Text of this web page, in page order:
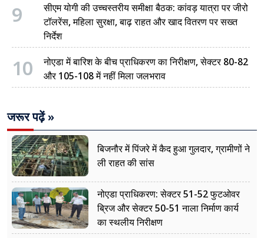
9
सीएम योगी की उच्चस्तरीय समीक्षा बैठक: कांवड़ यात्रा पर जीरो
टॉलरेंस, महिला सुरक्षा, बाढ़ राहत और खाद वितरण पर सख्त
निर्देश
10
नोएडा में बारिश के बीच प्राधिकरण का निरीक्षण, सेक्टर 80-82
और 105-108 में नहीं मिला जलभराव
जरूर पढ़ें »
बिजनौर में पिंजरे में कैद हुआ गुलदार, ग्रामीणों ने
ली राहत की सांस
नोएडा प्राधिकरण: सेक्टर 51-52 फुटओवर
ब्रिज और सेक्टर 50-51 नाला निर्माण कार्य
का स्थलीय निरीक्षण